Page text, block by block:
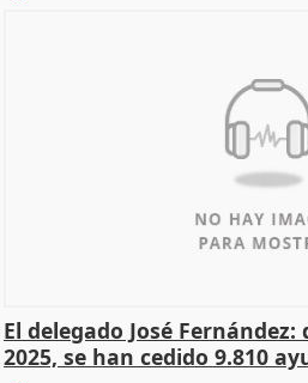
El delegado José
2025, se han cedido 9.810